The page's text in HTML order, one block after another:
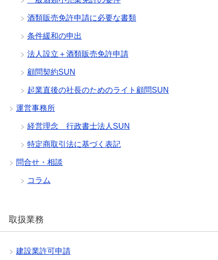
酒類販売免許申請に必要な書類
条件緩和の申出
法人設立＋酒類販売免許申請
顧問契約SUN
起業直後の社長のためのライト顧問SUN
運営事務所
経営理念 行政書士法人SUN
特定商取引法に基づく表記
問合せ・相談
コラム
取扱業務
建設業許可申請